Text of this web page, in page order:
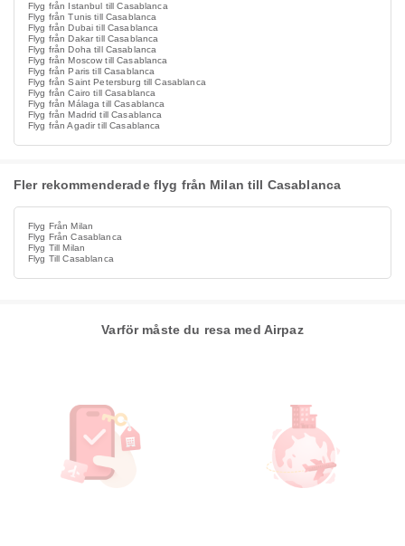
Flyg från Istanbul till Casablanca
Flyg från Tunis till Casablanca
Flyg från Dubai till Casablanca
Flyg från Dakar till Casablanca
Flyg från Doha till Casablanca
Flyg från Moscow till Casablanca
Flyg från Paris till Casablanca
Flyg från Saint Petersburg till Casablanca
Flyg från Cairo till Casablanca
Flyg från Málaga till Casablanca
Flyg från Madrid till Casablanca
Flyg från Agadir till Casablanca
Fler rekommenderade flyg från Milan till Casablanca
Flyg Från Milan
Flyg Från Casablanca
Flyg Till Milan
Flyg Till Casablanca
Varför måste du resa med Airpaz